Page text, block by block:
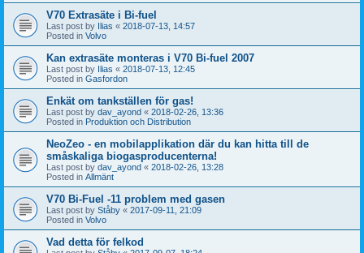
V70 Extrasäte i Bi-fuel
Last post by Ilias « 2018-07-13, 14:57
Posted in Volvo
Kan extrasäte monteras i V70 Bi-fuel 2007
Last post by Ilias « 2018-07-13, 12:45
Posted in Gasfordon
Enkät om tankställen för gas!
Last post by dav_ayond « 2018-02-26, 13:36
Posted in Produktion och Distribution
NeoZeo - en mobilapplikation där du kan hitta till de
småskaliga biogasproducenterna!
Last post by dav_ayond « 2018-02-26, 13:28
Posted in Allmänt
V70 Bi-Fuel -11 problem med gasen
Last post by Ståby « 2017-09-11, 21:09
Posted in Volvo
Vad detta för felkod